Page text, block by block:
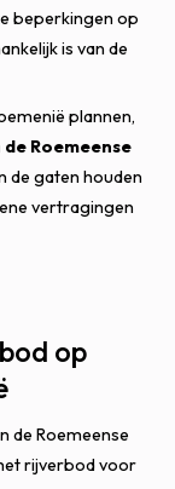
beperkingen op
is van de
plannen,
Roemeense
de gaten houden
vertragingen
op
de Roemeense
rijverbod voor